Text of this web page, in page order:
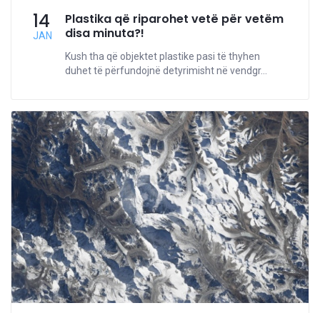
14
JAN
Plastika që riparohet vetë për vetëm
disa minuta?!
Kush tha që objektet plastike pasi të thyhen
duhet të përfundojnë detyrimisht në vendgr...